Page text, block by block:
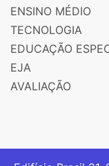
ENSINO MÉDIO
TECNOLOGIA
EDUCAÇÃO
EJA
AVALIAÇÃO